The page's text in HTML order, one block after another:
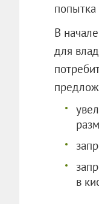
попытка
В
для
в